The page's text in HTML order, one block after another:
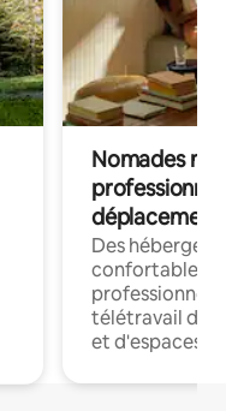
Nomades
déplacement
Des
confortables
professionnels
télétravail
et d'espaces